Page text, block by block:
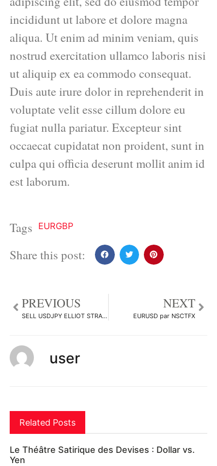
incididunt ut labore et dolore magna
aliqua. Ut enim ad minim veniam, quis
nostrud exercitation ullamco laboris nisi
ut aliquip ex ea commodo consequat.
Duis aute irure dolor in reprehenderit in
voluptate velit esse cillum dolore eu
fugiat nulla pariatur. Excepteur sint
occaecat cupidatat non proident, sunt in
culpa qui officia deserunt mollit anim id
est laborum.
Tags EURGBP
Share this post:
PREVIOUS
SELL USDJPY ELLIOT STRATEGY par ABOUtrading31
NEXT
EURUSD par NSCTFX
user
Related Posts
Le Théâtre Satirique des Devises : Dollar vs.
Yen